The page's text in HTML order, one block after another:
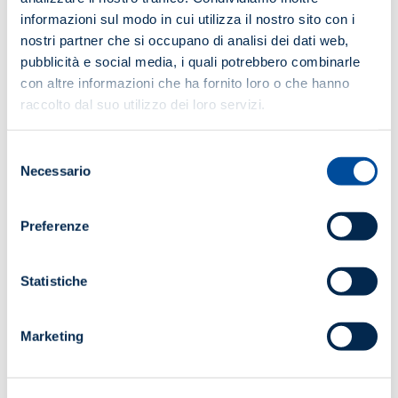
informazioni sul modo in cui utilizza il nostro sito con i
nostri partner che si occupano di analisi dei dati web,
pubblicità e social media, i quali potrebbero combinarle
con altre informazioni che ha fornito loro o che hanno
raccolto dal suo utilizzo dei loro servizi.
delNecessario
Preferenze
Statistiche
Marketing
delle tecniche di manutenzione, alla luce delle norme e
della legislazione vigente.
DATA E LUOGO
26-27-28 maggio 2025 (teoria) | 29-30 maggio 2025
piattaforma ANIE/Esercitazioni pratiche in presenza
presso TEMA SAFETY & TRAINING srl – Taranto
ORARIO